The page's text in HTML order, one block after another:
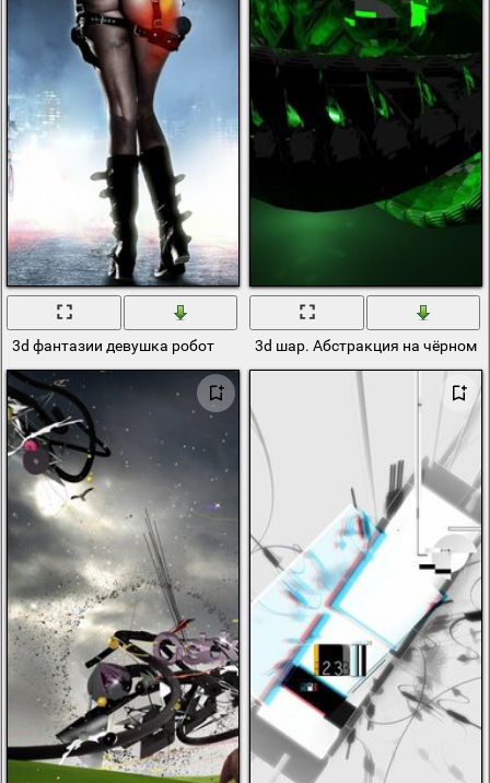
3d фантазии девушка робот 3d шар. Абстракция на чёрном